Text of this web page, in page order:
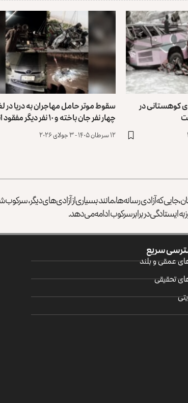
کوهستانی در سقوط موتر حامل مهاجران به دریا در
چهار نفر جان باخته و ۱۰ نفر دیگر مفقود اند
۱۲ سرطان ۱۴۰۵ - ۳ جولای ۲۰۲۶
جایی که آزادی رسانه‌ها، مانند بسیاری از آزادی‌های دیگر،
به ایستادگی در برابر سرکوب ادامه می‌دهد.
سریع
عمقی و بلند
تحقیقی